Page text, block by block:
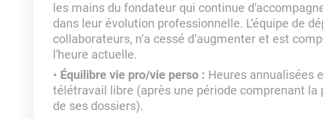
les mains du fondateur qui continue
dans leur évolution professionnelle. L’équipe de
collaborateurs, n’a cessé d’augmenter et est
l'heure actuelle.
Équilibre vie pro/vie perso : Heures annualisées
télétravail libre (après une période comprenant la
de ses dossiers).